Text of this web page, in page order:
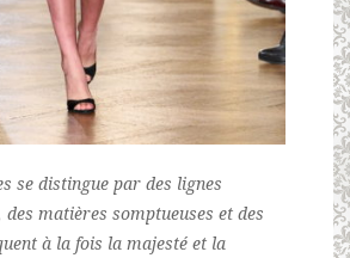
se distingue par des lignes
matières somptueuses et des
à la fois la majesté et la